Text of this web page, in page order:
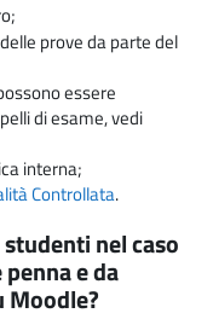
prove da parte del
essere
di esame, vedi
interna;
Controllata.
nel caso
e da
Moodle?